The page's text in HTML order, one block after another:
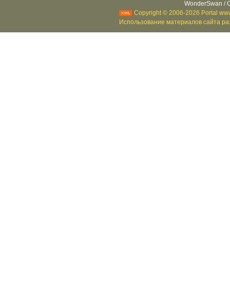
WonderSwan /
Copyright © 2006-2026 Portal
Использование материалов сайта